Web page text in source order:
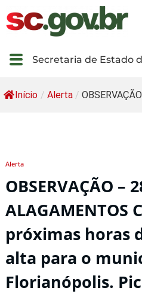
Secretaria de Estado
Início / Alerta /
Alerta
OBSERVAÇÃO –
ALAGAMENTOS
próximas horas
alta para o
Florianópolis.